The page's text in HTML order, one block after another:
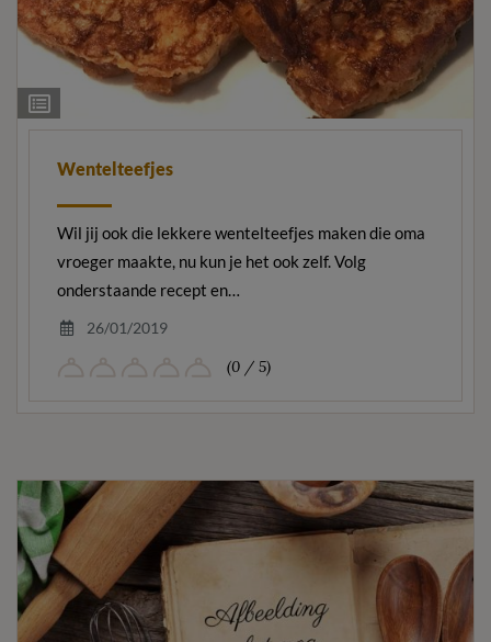
Ingrediëntenlijst
Wentelteefjes
Wil jij ook die lekkere wentelteefjes maken die oma
vroeger maakte, nu kun je het ook zelf. Volg
onderstaande recept en…
26/01/2019
(0 / 5)